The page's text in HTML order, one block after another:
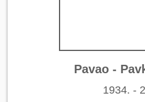
Pavao -
1934. -